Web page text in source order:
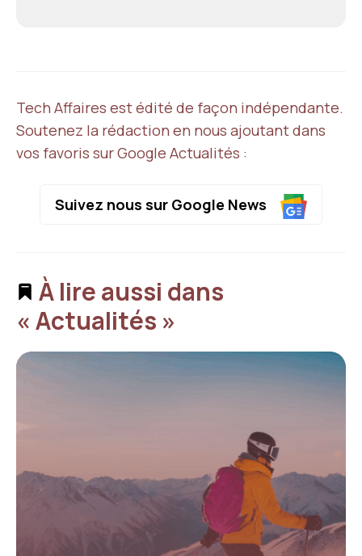
Tech Affaires est édité de façon indépendante.
Soutenez la rédaction en nous ajoutant dans
vos favoris sur Google Actualités :
Suivez nous sur Google News
À lire aussi dans
« Actualités »